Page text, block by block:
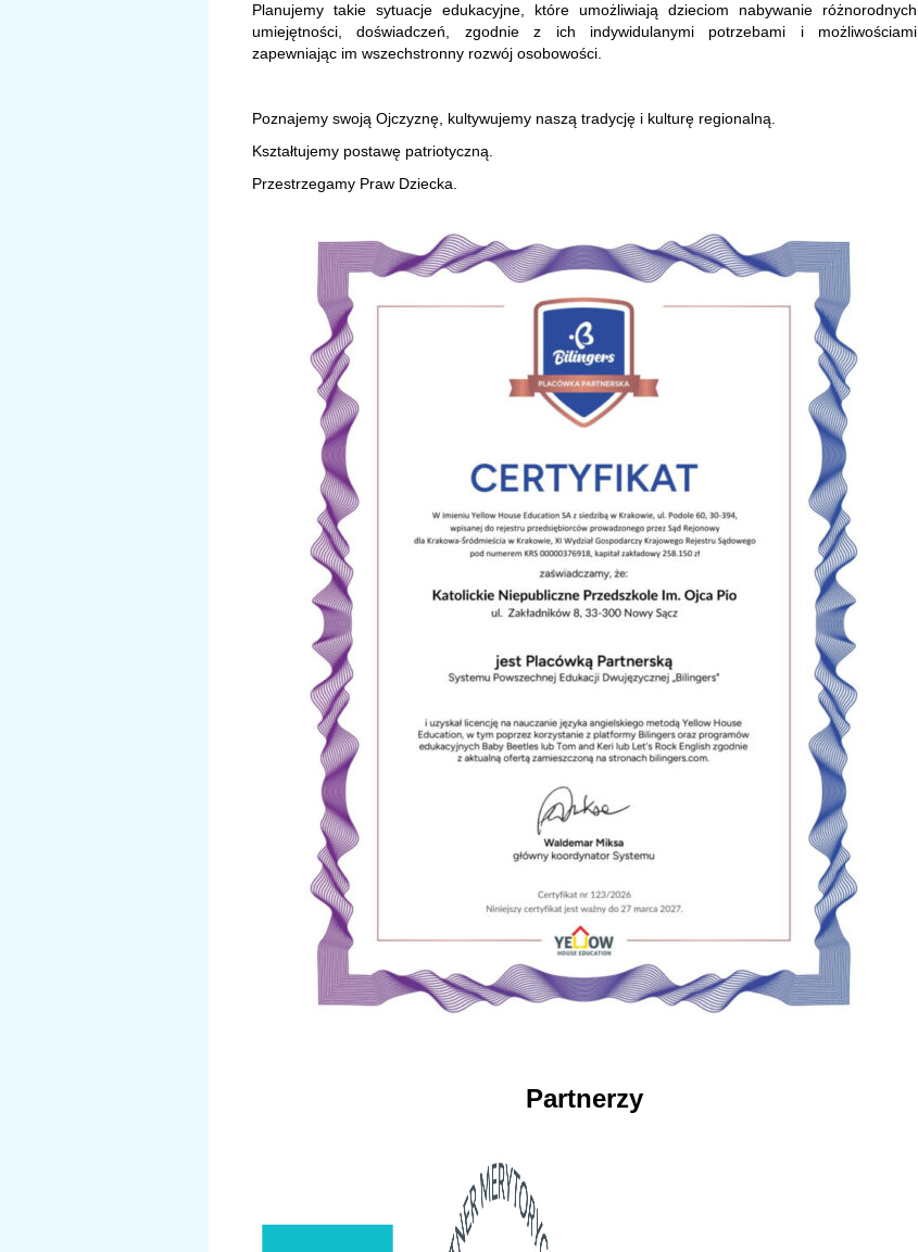
Planujemy takie sytuacje edukacyjne, które umożliwiają dzieciom nabywanie różnorodnych
umiejętności, doświadczeń, zgodnie z ich indywidulanymi potrzebami i możliwościami
zapewniając im wszechstronny rozwój osobowości.
Poznajemy swoją Ojczyznę, kultywujemy naszą tradycję i kulturę regionalną.
Kształtujemy postawę patriotyczną.
Przestrzegamy Praw Dziecka.
Partnerzy